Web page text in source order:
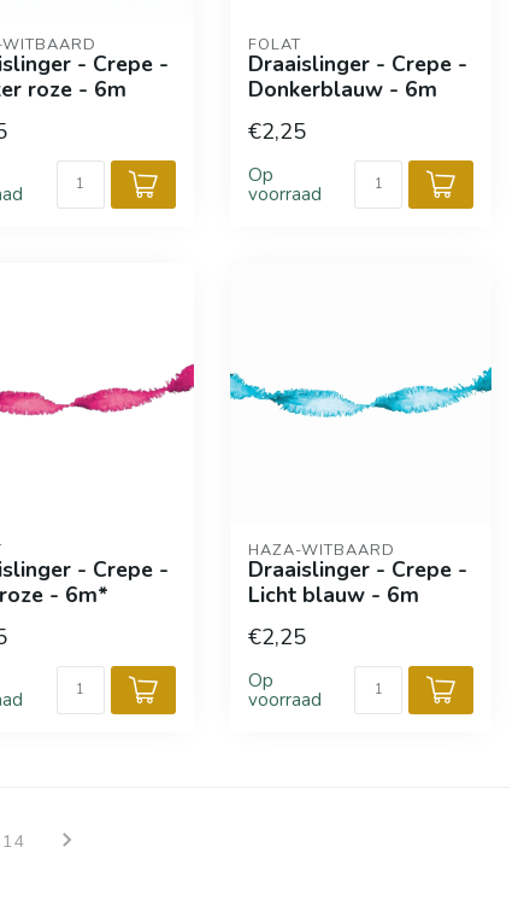
- Crepe -
roze - 6m
FOLAT
Draaislinger - Crepe -
Donkerblauw - 6m
€2,25
Op
voorraad
- Crepe -
- 6m*
HAZA-WITBAARD
Draaislinger - Crepe -
Licht blauw - 6m
€2,25
Op
voorraad
14